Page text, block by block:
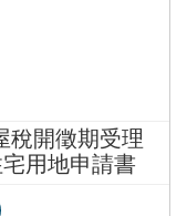
稅開徵期受理
用地申請書